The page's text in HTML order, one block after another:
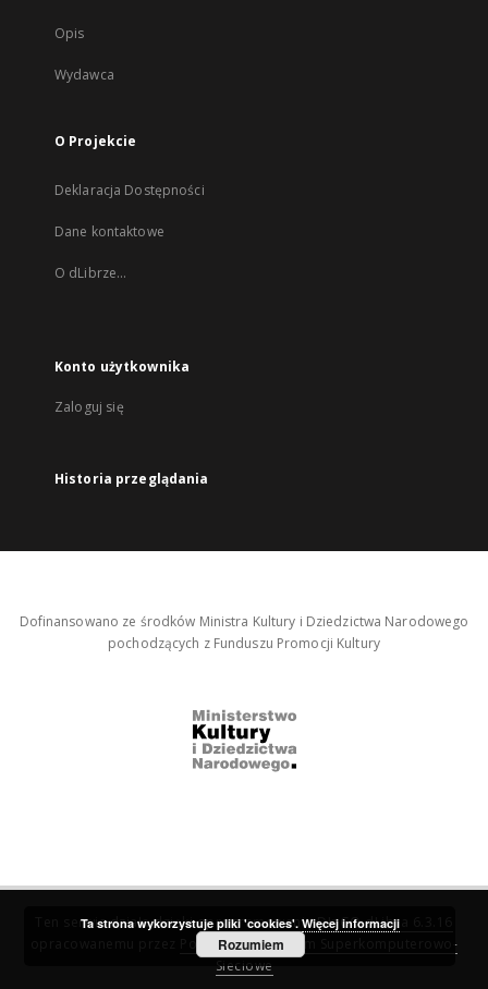
Opis
Wydawca
O Projekcie
Deklaracja Dostępności
Dane kontaktowe
O dLibrze...
Konto użytkownika
Zaloguj się
Historia przeglądania
Dofinansowano ze środków Ministra Kultury i Dziedzictwa Narodowego
pochodzących z Funduszu Promocji Kultury
Ten serwis działa dzięki oprogramowaniuDInGO dLibra 6.3.16
Poznańskie Centrum Superkomputerowo-
Sieciowe
Ta strona wykorzystuje pliki 'cookies'. Więcej informacji
Rozumiem